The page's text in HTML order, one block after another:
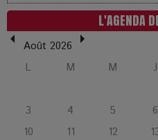
LOL 2.0 : aimer, grandir et
réseaux
L’Affaire Bojarski : entre
L’or blanc à la croisée des
L'AGENDA
Août 2026
L
M M J
3
4 5 6
10
11 12